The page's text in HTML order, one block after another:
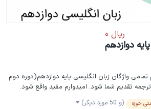
دوازدهم
واژگان زبان انگلیسی پایه دوازدهم(دوره دوم
تقدیم شما شود. امیدوارم مفید واقع شود.
حوزه (و 50 مورد دیگر)